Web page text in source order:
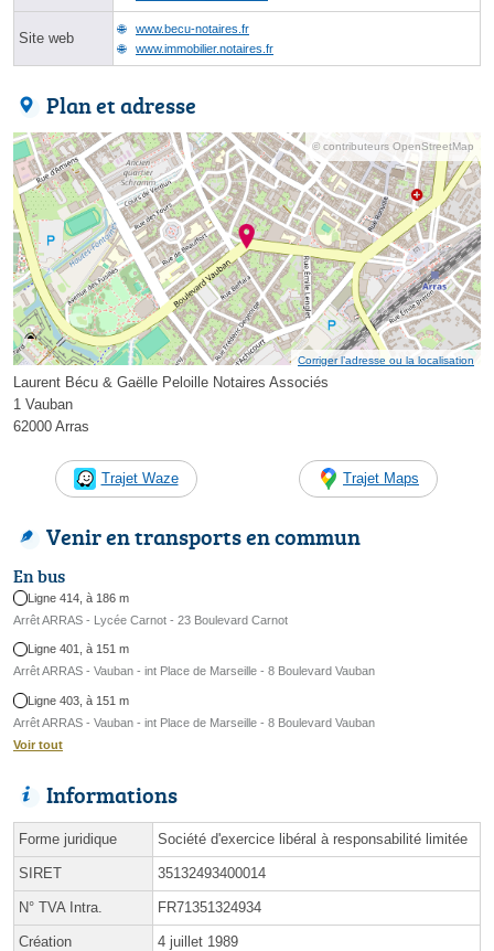
Site web
www.becu-notaires.fr
www.immobilier.notaires.fr
Plan et adresse
© contributeurs OpenStreetMap
Corriger l’adresse ou la localisation
Laurent Bécu & Gaëlle Peloille Notaires Associés
1 Vauban
62000 Arras
Trajet Waze Trajet Maps
Venir en transports en commun
En bus
Ligne 414, à 186 m
Arrêt ARRAS - Lycée Carnot - 23 Boulevard Carnot
Ligne 401, à 151 m
Arrêt ARRAS - Vauban - int Place de Marseille - 8 Boulevard Vauban
Ligne 403, à 151 m
Arrêt ARRAS - Vauban - int Place de Marseille - 8 Boulevard Vauban
Voir tout
Informations
Forme juridique Société d'exercice libéral à responsabilité limitée
SIRET 35132493400014
N° TVA Intra. FR71351324934
Création 4 juillet 1989